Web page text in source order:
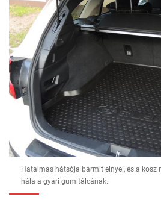
Hatalmas hátsója bármit elnyel, és a kosz
hála a gyári gumitálcának.